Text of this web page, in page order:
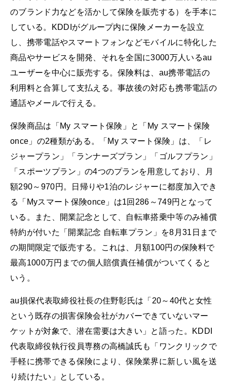
のブランド力などを活かして保険を販売する）を手本に
している。KDDIがグループ内に保険メーカーを設立
し、携帯電話やスマートフォンなどモバイルに特化した
商品やサービスを開発、それを全国に3000万人いるau
ユーザーを中心に販売する。保険料は、au携帯電話の
利用料と合算して支払える。事故後の対応も携帯電話の
通話やメールで行える。
保険商品は「My スマート保険」と「My スマート保険
once」の2種類がある。「My スマート保険」は、「レ
ジャープラン」「ランナーズプラン」「ゴルフプラン」
「スポーツプラン」の4つのプランを用意しており、月
額290～970円。日帰りや1泊のレジャーに都度加入でき
る「Myスマート保険once」は1回286～749円となって
いる。また、開業記念として、自転車搭乗中等のみ補償
特約が付いた「開業記念 自転車プラン」を8月31日まで
の期間限定で販売する。これは、月額100円の保険料で
最高1000万円までの個人賠償責任補償がついてくると
いう。
au損保代表取締役社長の住野彰氏は「20～40代と女性
という既存の損害保険会社がカバーできていないマー
ケットが対象で、潜在需要は大きい」と語った。KDDI
代表取締役執行役員専務の高橋誠氏も「ワンクリックで
手軽に携帯できる保険により、保険業界に新しい風を送
り続けたい」としている。